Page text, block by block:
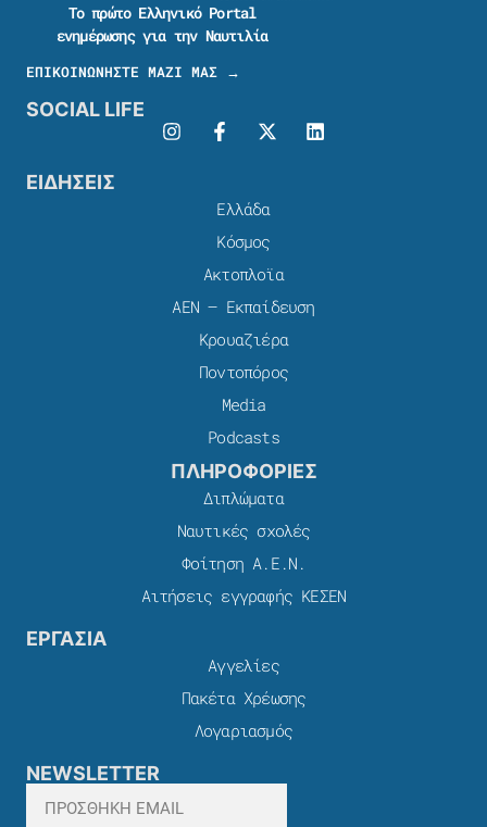
Το πρώτο Ελληνικό Portal
ενημέρωσης για την Ναυτιλία
ΕΠΙΚΟΙΝΩΝΗΣΤΕ ΜΑΖΙ ΜΑΣ →
SOCIAL LIFE
ΕΙΔΗΣΕΙΣ
Ελλάδα
Κόσμος
Ακτοπλοϊα
ΑΕΝ – Εκπαίδευση
Κρουαζιέρα
Ποντοπόρος
Media
Podcasts
ΠΛΗΡΟΦΟΡΙΕΣ
Διπλώματα
Ναυτικές σχολές
Φοίτηση Α.Ε.Ν.
Αιτήσεις εγγραφής ΚΕΣΕΝ
ΕΡΓΑΣΙΑ
Αγγελίες
Πακέτα Χρέωσης​
Λογαριασμός
NEWSLETTER